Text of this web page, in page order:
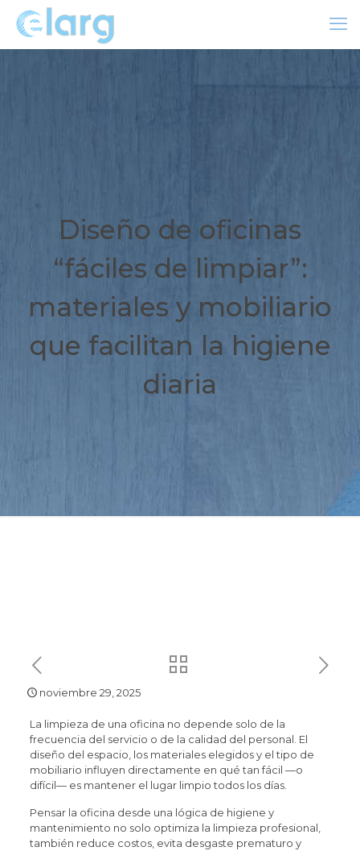
Diseño de oficinas
“fáciles de limpiar”:
materiales y mobiliario
que facilitan la higiene
diaria
noviembre 29, 2025
La limpieza de una oficina no depende solo de la
frecuencia del servicio o de la calidad del personal. El
diseño del espacio, los materiales elegidos y el tipo de
mobiliario influyen directamente en qué tan fácil —o
difícil— es mantener el lugar limpio todos los días.
Pensar la oficina desde una lógica de higiene y
mantenimiento no solo optimiza la limpieza profesional,
también reduce costos, evita desgaste prematuro y